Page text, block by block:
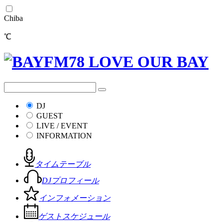
Chiba
℃
DJ
GUEST
LIVE / EVENT
INFORMATION
タイムテーブル
DJプロフィール
インフォメーション
ゲストスケジュール